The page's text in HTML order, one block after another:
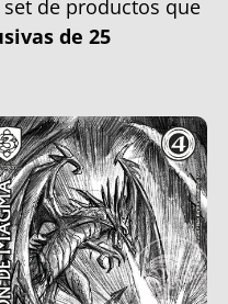
de productos que
de 25